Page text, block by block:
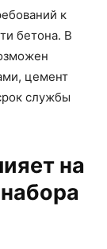
к
бетона. В
цемент
службы
на